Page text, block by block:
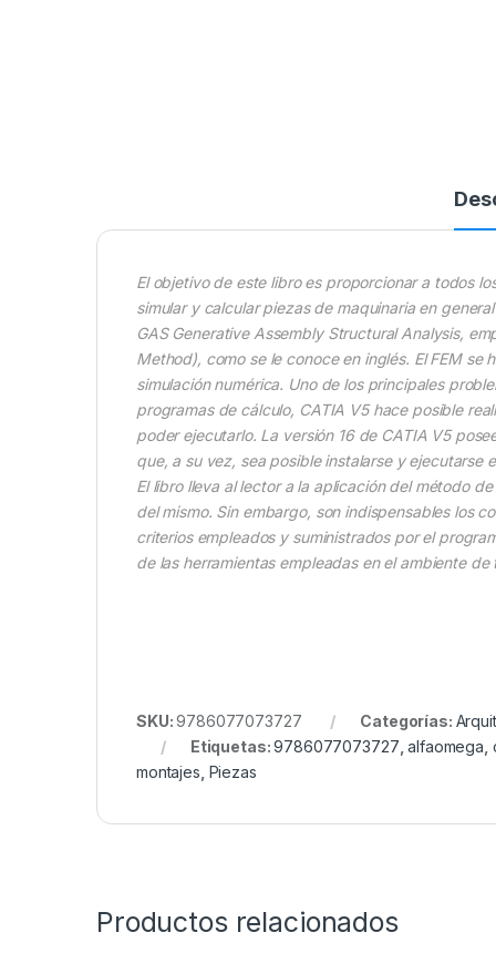
El objetivo de este libro es proporcionar a todos
simular y calcular piezas de maquinaria en
GAS Generative Assembly Structural Analysis,
Method), como se le conoce en inglés. El FEM
simulación numérica. Uno de los principales
programas de cálculo, CATIA V5 hace posible
poder ejecutarlo. La versión 16 de CATIA V5
que, a su vez, sea posible instalarse y ejecutarse
El libro lleva al lector a la aplicación del método
del mismo. Sin embargo, son indispensables los
criterios empleados y suministrados por el
de las herramientas empleadas en el ambiente
SKU:9786077073727 Categorías:
Etiquetas:9786077073727 ,alfaomega
montajes Piezas
Productos relacionados